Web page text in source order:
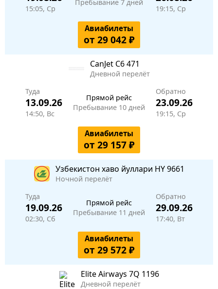
15:05, Ср
Пребывание 7 дней
19:15, Ср
Авиабилеты
от 29 042 ₽
CanJet C6 471
Дневной перелёт
Туда
13.09.26
14:50, Вс
Прямой рейс
Пребывание 10 дней
Обратно
23.09.26
19:15, Ср
Авиабилеты
от 29 157 ₽
Узбекистон хаво йуллари HY 9661
Ночной перелёт
Туда
19.09.26
02:30, Сб
Прямой рейс
Пребывание 11 дней
Обратно
29.09.26
17:40, Вт
Авиабилеты
от 29 572 ₽
Elite Airways 7Q 1196
Дневной перелёт